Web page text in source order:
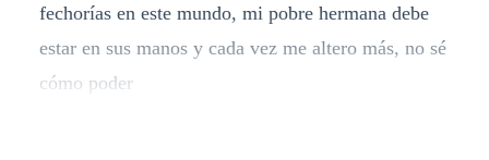
fechorías en este mundo, mi pobre hermana debe
estar en sus manos y cada vez me altero más, no sé
cómo poder